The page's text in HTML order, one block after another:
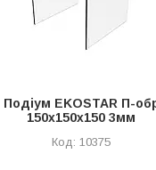
Подіум EKOSTAR П-
150х150х150 3мм
10375